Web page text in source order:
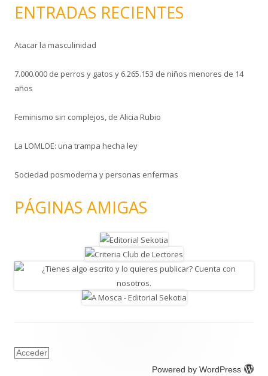
ENTRADAS RECIENTES
Atacar la masculinidad
7.000.000 de perros y gatos y 6.265.153 de niños menores de 14
años
Feminismo sin complejos, de Alicia Rubio
La LOMLOE: una trampa hecha ley
Sociedad posmoderna y personas enfermas
PÁGINAS AMIGAS
Acceder
Powered by WordPress